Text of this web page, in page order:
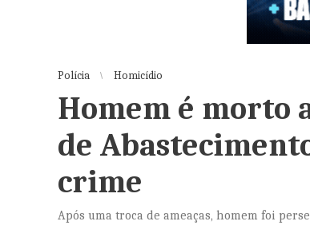
Polícia Homicídio
Homem é morto
de
crime
Após uma troca de ameaças, homem foi